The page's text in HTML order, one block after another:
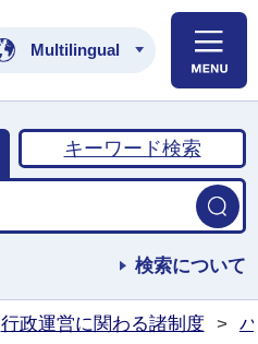
土浦市公式ホームペ
Multilingual
キーワード検索
検索について
行政運営に関わる諸制度 >